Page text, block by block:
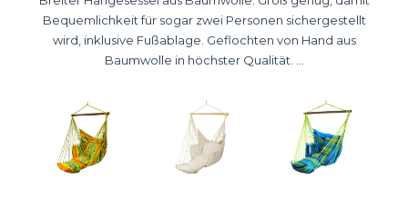
Bequemlichkeit für sogar zwei Personen sichergestellt
wird, inklusive Fußablage. Geflochten von Hand aus
Baumwolle in höchster Qualität. ...